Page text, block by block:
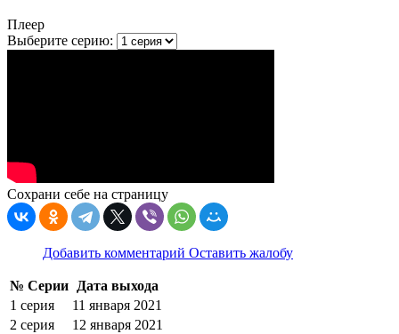
Плеер
Выберите серию:
Сохрани себе на страницу
Добавить комментарий Оставить жалобу
№ Серии
Дата выхода
1 серия
11 янвapя 2021
2 серия
12 янвapя 2021